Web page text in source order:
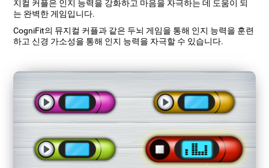
지컬 커플은 인지 능력을 강화하고 마음을 자극하는 데 도움이 되
는 완벽한 게임입니다.
CogniFit의 뮤지컬 커플과 같은 두뇌 게임을 통해 인지 능력을 훈련
하고 신경 가소성을 통해 인지 능력을 자극할 수 있습니다.